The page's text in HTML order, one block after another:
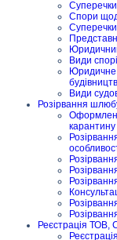
Спори
Види
Юридичне
Види
Розірвання
карантину
Реєстрація ТОВ,